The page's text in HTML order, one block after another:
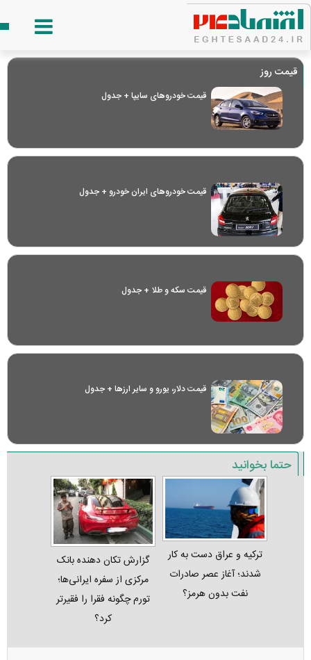
قیمت روز
قیمت خودرو‌های سایپا + جدول
قیمت خودرو‌های ایران خودرو + جدول
قیمت سکه و طلا + جدول
قیمت دلار، یورو و سایر ارز‌ها + جدول
حتما بخوانید
ترکیه و عراق دست به کار
شدند؛ آغاز عصر صادرات
نفت بدون هرمز؟
گزارش تکان‌ دهنده بانک
مرکزی از سفره ایرانی‌ها؛
تورم چگونه فقرا را فقیرتر
کرد؟